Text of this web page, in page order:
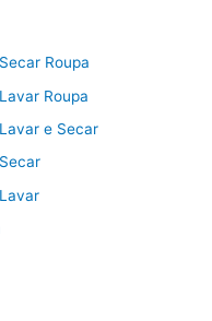
Roupa
Roupa
e Secar